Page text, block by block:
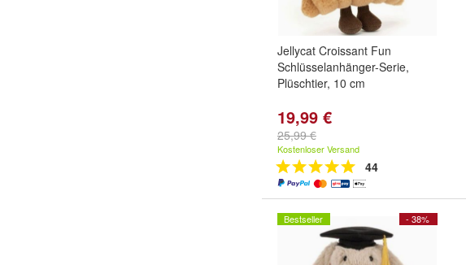
Jellycat Croissant Fun
Schlüsselanhänger-Serie,
Plüschtier, 10 cm
19,99 €
25,99 €
Kostenloser Versand
44
- 38%
Bestseller